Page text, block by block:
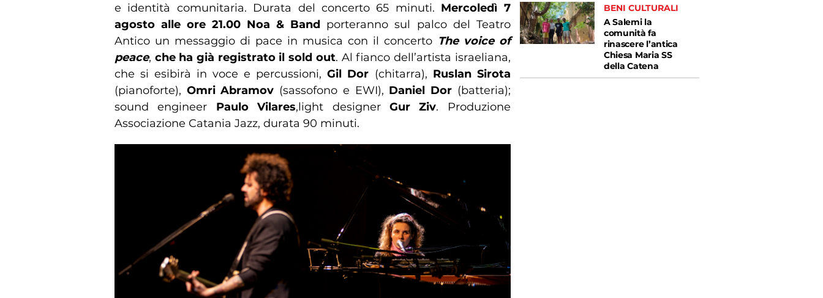
e identità comunitaria. Durata del concerto 65 minuti. Mercoledì 7
agosto alle ore 21.00 Noa & Band porteranno sul palco del Teatro
Antico un messaggio di pace in musica con il concerto The voice of
peace, che ha già registrato il sold out. Al fianco dell’artista israeliana,
che si esibirà in voce e percussioni,Gil Dor (chitarra), Ruslan Sirota
(pianoforte), Omri Abramov (sassofono e EWI), Daniel Dor (batteria);
sound engineer Paulo Vilares,light designer Gur Ziv. Produzione
Associazione Catania Jazz, durata 90 minuti.
BENI CULTURALI
A Salemi la
comunità fa
rinascere l’antica
Chiesa Maria SS
della Catena